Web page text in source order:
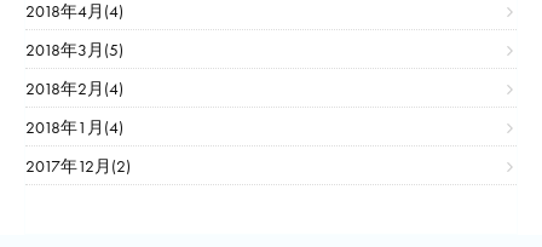
2018年4月(4)
2018年3月(5)
2018年2月(4)
2018年1月(4)
2017年12月(2)